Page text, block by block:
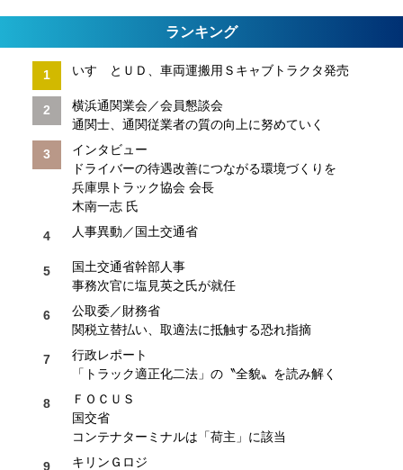
ランキング
いすゞとＵＤ、車両運搬用Ｓキャブトラクタ発売
横浜通関業会／会員懇談会
通関士、通関従業者の質の向上に努めていく
インタビュー
ドライバーの待遇改善につながる環境づくりを
兵庫県トラック協会 会長
木南一志 氏
人事異動／国土交通省
国土交通省幹部人事
事務次官に塩見英之氏が就任
公取委／財務省
関税立替払い、取適法に抵触する恐れ指摘
行政レポート
「トラック適正化二法」の〝全貌〟を読み解く
ＦＯＣＵＳ
国交省
コンテナターミナルは「荷主」に該当
キリンＧロジ